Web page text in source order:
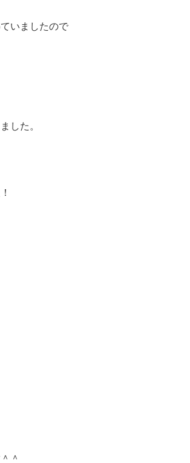
いましたので
した。
＾